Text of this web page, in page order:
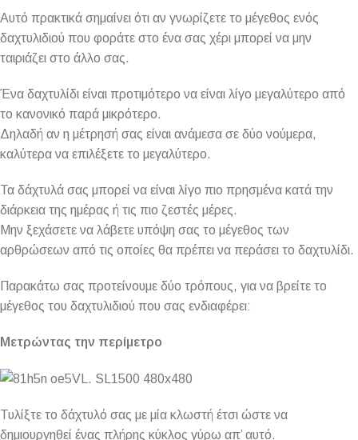
Αυτό πρακτικά σημαίνει ότι αν γνωρίζετε το μέγεθος ενός
δαχτυλιδιού που φοράτε στο ένα σας χέρι μπορεί να μην
ταιριάζει στο άλλο σας.
Ένα δαχτυλίδι είναι προτιμότερο να είναι λίγο μεγαλύτερο από
το κανονικό παρά μικρότερο.
Δηλαδή αν η μέτρησή σας είναι ανάμεσα σε δύο νούμερα,
καλύτερα να επιλέξετε το μεγαλύτερο.
Τα δάχτυλά σας μπορεί να είναι λίγο πιο πρησμένα κατά την
διάρκεια της ημέρας ή τις πιο ζεστές μέρες.
Μην ξεχάσετε να λάβετε υπόψη σας το μέγεθος των
αρθρώσεων από τις οποίες θα πρέπει να περάσει το δαχτυλίδι.
Παρακάτω σας προτείνουμε δύο τρόπους, για να βρείτε το
μέγεθος του δαχτυλιδιού που σας ενδιαφέρει:
Μετρώντας την περίμετρο
Τυλίξτε το δάχτυλό σας με μία κλωστή έτσι ώστε να
δημιουργηθεί ένας πλήρης κύκλος γύρω απ’ αυτό.